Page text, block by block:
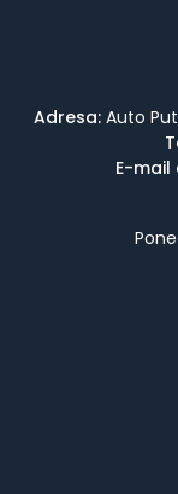
Adresa:Auto Put
E-mail